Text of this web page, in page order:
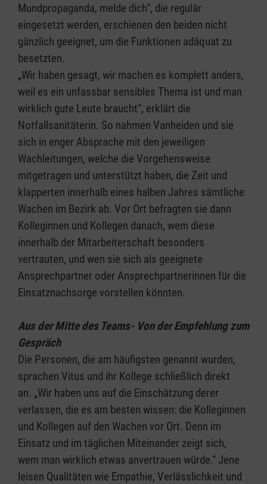
Mundpropaganda, melde dich“, die regulär
eingesetzt werden, erschienen den beiden nicht
gänzlich geeignet, um die Funktionen adäquat zu
besetzten.
„Wir haben gesagt, wir machen es komplett anders,
weil es ein unfassbar sensibles Thema ist und man
wirklich gute Leute braucht“, erklärt die
Notfallsanitäterin. So nahmen Vanheiden und sie
sich in enger Absprache mit den jeweiligen
Wachleitungen, welche die Vorgehensweise
mitgetragen und unterstützt haben, die Zeit und
klapperten innerhalb eines halben Jahres sämtliche
Wachen im Bezirk ab. Vor Ort befragten sie dann
Kolleginnen und Kollegen danach, wem diese
innerhalb der Mitarbeiterschaft besonders
vertrauten, und wen sie sich als geeignete
Ansprechpartner oder Ansprechpartnerinnen für die
Einsatznachsorge vorstellen könnten.
Aus der Mitte des Teams- Von der Empfehlung zum
Gespräch
Die Personen, die am häufigsten genannt wurden,
sprachen Vitus und ihr Kollege schließlich direkt
an. „Wir haben uns auf die Einschätzung derer
verlassen, die es am besten wissen: die Kolleginnen
und Kollegen auf den Wachen vor Ort. Denn im
Einsatz und im täglichen Miteinander zeigt sich,
wem man wirklich etwas anvertrauen würde.“ Jene
leisen Qualitäten wie Empathie, Verlässlichkeit und